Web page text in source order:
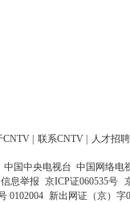
CNTV 联系CNTV 人才招聘
中国中央电视台 中国网络电
息举报 京ICP证060535号
0102004 新出网证（京）